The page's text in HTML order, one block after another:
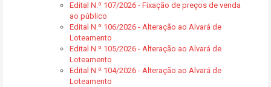
Edital N.º 107/2026 - Fixação de preços de venda
ao público
Edital N.º 106/2026 - Alteração ao Alvará de
Loteamento
Edital N.º 105/2026 - Alteração ao Alvará de
Loteamento
Edital N.º 104/2026 - Alteração ao Alvará de
Loteamento